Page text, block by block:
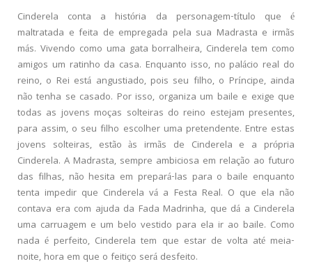
Cinderela conta a história da personagem-título que é
maltratada e feita de empregada pela sua Madrasta e irmãs
más. Vivendo como uma gata borralheira, Cinderela tem como
amigos um ratinho da casa. Enquanto isso, no palácio real do
reino, o Rei está angustiado, pois seu filho, o Príncipe, ainda
não tenha se casado. Por isso, organiza um baile e exige que
todas as jovens moças solteiras do reino estejam presentes,
para assim, o seu filho escolher uma pretendente. Entre estas
jovens solteiras, estão às irmãs de Cinderela e a própria
Cinderela. A Madrasta, sempre ambiciosa em relação ao futuro
das filhas, não hesita em prepará-las para o baile enquanto
tenta impedir que Cinderela vá a Festa Real. O que ela não
contava era com ajuda da Fada Madrinha, que dá a Cinderela
uma carruagem e um belo vestido para ela ir ao baile. Como
nada é perfeito, Cinderela tem que estar de volta até meia-
noite, hora em que o feitiço será desfeito.